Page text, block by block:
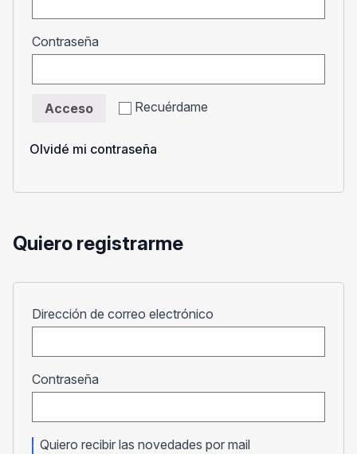
Contraseña
Recuérdame
Acceso
Olvidé mi contraseña
Quiero registrarme
Dirección de correo electrónico
Contraseña
Quiero recibir las novedades por mail